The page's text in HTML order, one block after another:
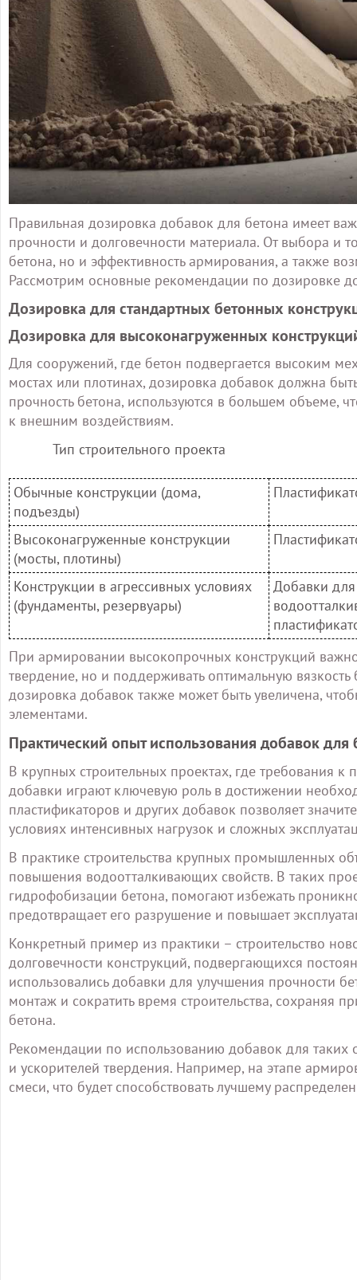
Правильная дозировка добавок для бетона имеет
прочности и долговечности материала. От выбора и
бетона, но и эффективность армирования, а также
Рассмотрим основные рекомендации по дозировке
Дозировка для стандартных бетонных
Дозировка для высоконагруженных
Для сооружений, где бетон подвергается высоким
мостах или плотинах, дозировка добавок должна
прочность бетона, используются в большем объеме,
к внешним воздействиям.
Тип строительного проекта
Обычные конструкции (дома,
подъезды)
Высоконагруженные конструкции
(мосты, плотины)
Конструкции в агрессивных условиях
(фундаменты, резервуары)
Добавки
При армировании высокопрочных конструкций
твердение, но и поддерживать оптимальную
дозировка добавок также может быть увеличена,
элементами.
Практический опыт использования добавок
В крупных строительных проектах, где требования
добавки играют ключевую роль в достижении
пластификаторов и других добавок позволяет
условиях интенсивных нагрузок и сложных
В практике строительства крупных промышленных
повышения водоотталкивающих свойств. В таких
гидрофобизации бетона, помогают избежать
предотвращает его разрушение и повышает
Конкретный пример из практики – строительство
долговечности конструкций, подвергающихся
использовались добавки для улучшения прочности
монтаж и сократить время строительства, сохраняя
бетона.
Рекомендации по использованию добавок для таких
и ускорителей твердения. Например, на этапе
смеси, что будет способствовать лучшему